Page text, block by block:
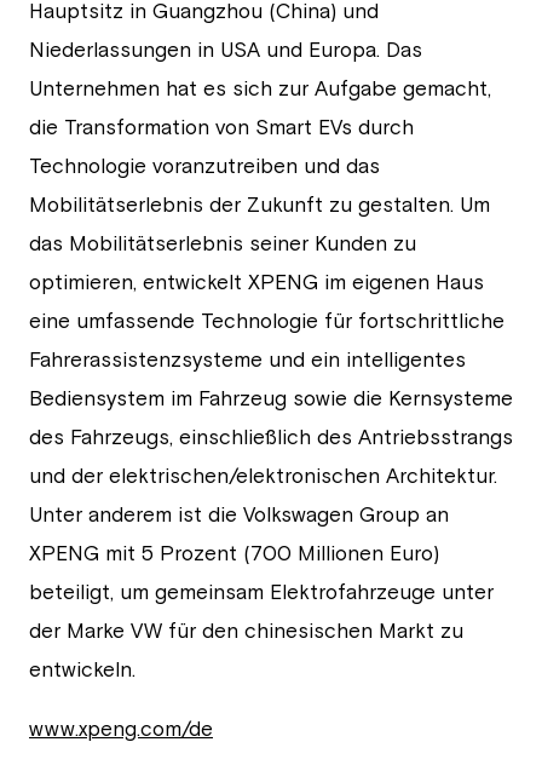
Hauptsitz in Guangzhou (China) und
Niederlassungen in USA und Europa. Das
Unternehmen hat es sich zur Aufgabe gemacht,
die Transformation von Smart EVs durch
Technologie voranzutreiben und das
Mobilitätserlebnis der Zukunft zu gestalten. Um
das Mobilitätserlebnis seiner Kunden zu
optimieren, entwickelt XPENG im eigenen Haus
eine umfassende Technologie für fortschrittliche
Fahrerassistenzsysteme und ein intelligentes
Bediensystem im Fahrzeug sowie die Kernsysteme
des Fahrzeugs, einschließlich des Antriebsstrangs
und der elektrischen/elektronischen Architektur.
Unter anderem ist die Volkswagen Group an
XPENG mit 5 Prozent (700 Millionen Euro)
beteiligt, um gemeinsam Elektrofahrzeuge unter
der Marke VW für den chinesischen Markt zu
entwickeln.
www.xpeng.com/de